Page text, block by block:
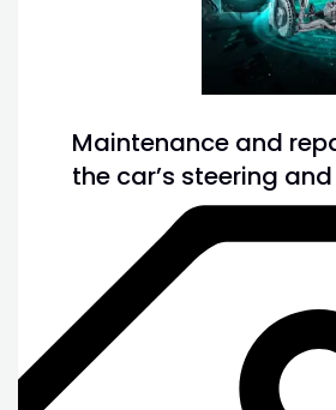
Maintenance and
the car’s steering